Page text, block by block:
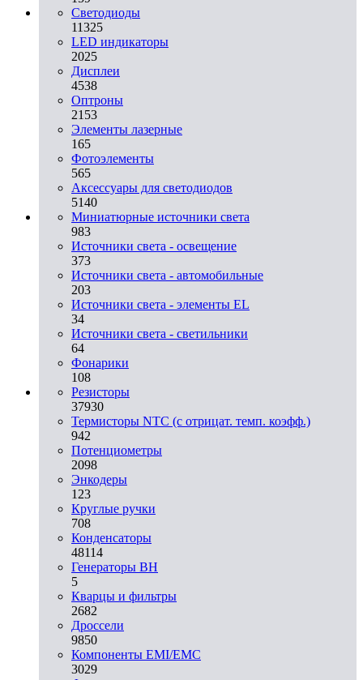
Светодиоды
11325
LED индикаторы
2025
Дисплеи
4538
Оптроны
2153
Элементы лазерные
165
Фотоэлементы
565
Аксессуары для светодиодов
5140
Миниатюрные источники света
983
Источники света - освещение
373
Источники света - автомобильные
203
Источники света - элементы EL
34
Источники света - светильники
64
Фонарики
108
Резисторы
37930
Термисторы NTC (с отрицат. темп. коэфф.)
942
Потенциометры
2098
Энкодеры
123
Круглые ручки
708
Конденсаторы
48114
Генераторы ВН
5
Кварцы и фильтры
2682
Дроссели
9850
Компоненты EMI/EMC
3029